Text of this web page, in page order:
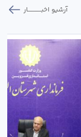
آرشیو اخبـــــــــــار